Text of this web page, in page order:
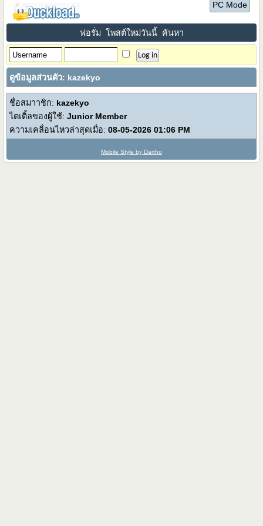
PC Mode
ฟอรั่ม โพสต์ใหม่วันนี้ ค้นหา
ดูข้อมูลส่วนตัว: kazekyo
ชื่อสมาาชิก: kazekyo
ไตเติ้ลของผู้ใช้:Junior Member
ความเคลื่อนไหวล่าสุดเมื่อ: 08-05-202601:06 PM
Mobile Style by Dartho